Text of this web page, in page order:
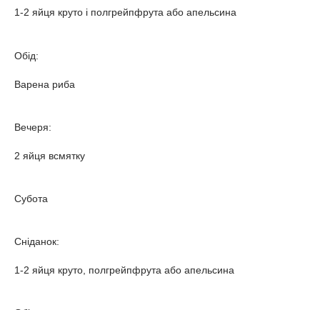
1-2 яйця круто і полгрейпфрута або апельсина
Обід:
Варена риба
Вечеря:
2 яйця всмятку
Субота
Сніданок:
1-2 яйця круто, полгрейпфрута або апельсина